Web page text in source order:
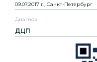
09.07.2017 г., Санкт-Петербург
Диагноз
ДЦП